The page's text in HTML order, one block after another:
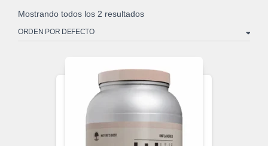
Mostrando todos los 2 resultados